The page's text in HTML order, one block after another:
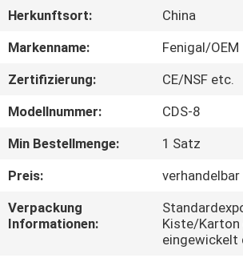
ÜBER
UNS
FABRIK-
AUSFLUG
QUALITÄTSKONTROLLE
TRETEN
Herkunftsort:
China
Markenname:
Fenigal/OEM
Zertifizierung:
CE/NSF etc.
Modellnummer:
CDS-8
Min Bestellmenge:
1 Satz
Preis:
verhandelbar
Verpackung
Informationen:
Kiste/Karton
eingewickelt